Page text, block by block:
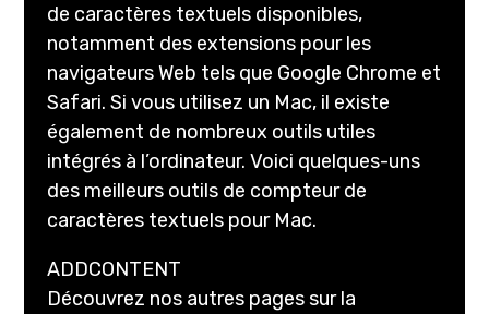
de caractères textuels disponibles,
notamment des extensions pour les
navigateurs Web tels que Google Chrome et
Safari. Si vous utilisez un Mac, il existe
également de nombreux outils utiles
intégrés à l’ordinateur. Voici quelques-uns
des meilleurs outils de compteur de
caractères textuels pour Mac.
ADDCONTENT
Découvrez nos autres pages sur la